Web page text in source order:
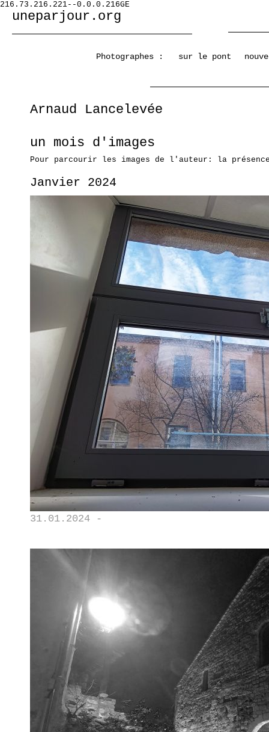
216.73.216.221--0.0.0.216GE
uneparjour.org
Photographes : sur le pont
Arnaud Lancelevée
un mois d'images
Pour parcourir les images de l'auteur: la
Janvier 2024
31.01.2024 -